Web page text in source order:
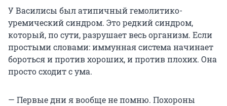
У Василисы был атипичный гемолитико-
уремический синдром. Это редкий синдром,
который, по сути, разрушает весь организм. Если
простыми словами: иммунная система начинает
бороться и против хороших, и против плохих. Она
просто сходит с ума.
— Первые дни я вообще не помню. Похороны